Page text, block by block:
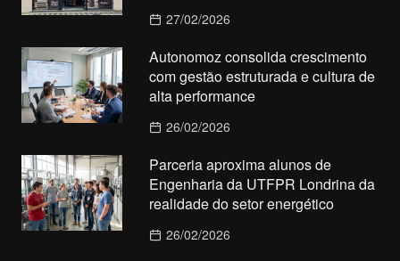
27/02/2026
Autonomoz consolida crescimento
com gestão estruturada e cultura de
alta performance
26/02/2026
Parceria aproxima alunos de
Engenharia da UTFPR Londrina da
realidade do setor energético
26/02/2026